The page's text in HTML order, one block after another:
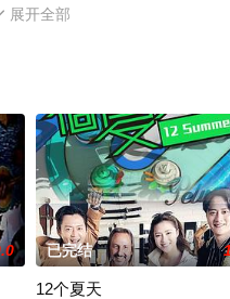
明,盧偉文,章景恆,阮浩棕,麦嘉
展开全部
已完结
12个夏天